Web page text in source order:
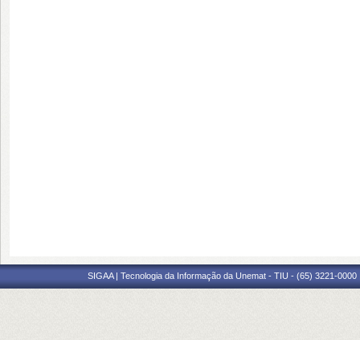
SIGAA | Tecnologia da Informação da Unemat - TIU - (65) 3221-